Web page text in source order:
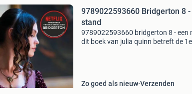
9789022593660 Bridgerton 8 -
stand
9789022593660 bridgerton 8 - een
dit boek van julia quinn betreft de
Zo goed als nieuw Verzenden